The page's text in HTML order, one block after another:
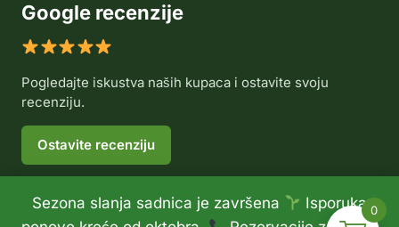
Sezona slanja sadnica je završena
Isporuka
Google recenzije
Pogledajte iskustva naših kupaca i ostavite svoju
recenziju.
Ostavite recenziju
0